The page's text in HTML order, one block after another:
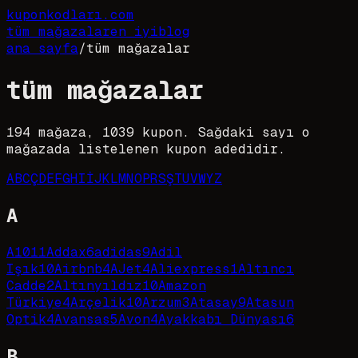
kuponkodları.com
tüm mağazalaren iyiblog
ana sayfa/tüm mağazalar
tüm mağazalar
194 mağaza, 1039 kupon. Sağdaki sayı o
mağazada listelenen kupon adedidir.
ABCÇDEFGHIİJKLMNOPRSŞTUVWYZ
A
A1011Addax6adidas9Adil
Işık10Airbnb4AJet4Aliexpress1Altıncı
Cadde2Altınyıldız10Amazon
Türkiye4Arçelik10Arzum3Atasay9Atasun
Optik4Avansas5Avon4Ayakkabı Dünyası6